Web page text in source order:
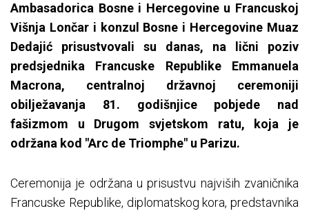
Ambasadorica Bosne i Hercegovine u Francuskoj
Višnja Lončar i konzul Bosne i Hercegovine Muaz
Dedajić prisustvovali su danas, na lični poziv
predsjednika Francuske Republike Emmanuela
Macrona, centralnoj državnoj ceremoniji
obilježavanja 81. godišnjice pobjede nad
fašizmom u Drugom svjetskom ratu, koja je
održana kod "Arc de Triomphe" u Parizu.
Ceremonija je održana u prisustvu najviših zvaničnika
Francuske Republike, diplomatskog kora, predstavnika